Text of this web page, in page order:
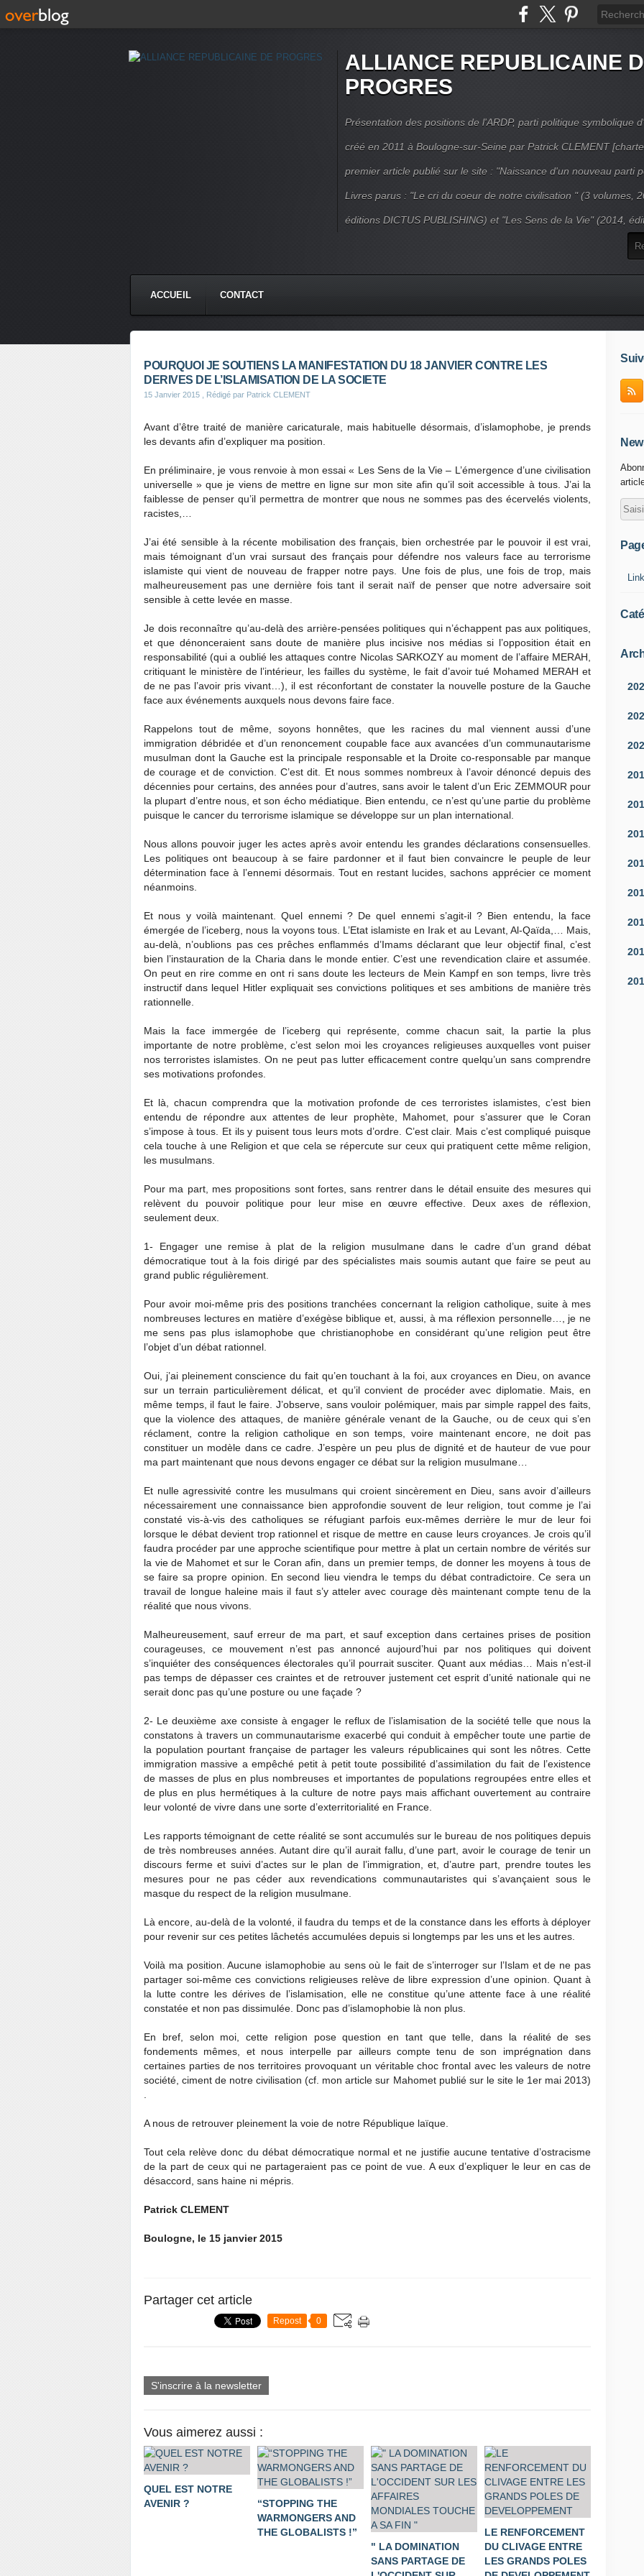
ALLIANCE REPUBLICAINE
PROGRES
Présentation des positions de l'ARDP, parti politique symbolique
créé en 2011 à Boulogne-sur-Seine par Patrick CLEMENT
premier article publié sur le site : "Naissance d'un nouveau parti
Livres parus : "Le cri du coeur de notre civilisation " (3 volumes,
éditions DICTUS PUBLISHING) et "Les Sens de la Vie" (2014,
ACCUEIL CONTACT
POURQUOI JE SOUTIENS LA MANIFESTATION DU 18 JANVIER CONTRE LES
DERIVES DE L’ISLAMISATION DE LA SOCIETE
15 Janvier 2015 , Rédigé par Patrick CLEMENT
Avant d’être traité de manière caricaturale, mais habituelle désormais, d’islamophobe, je prends
les devants afin d’expliquer ma position.
En préliminaire, je vous renvoie à mon essai « Les Sens de la Vie – L’émergence d’une civilisation
universelle » que je viens de mettre en ligne sur mon site afin qu’il soit accessible à tous. J’ai la
faiblesse de penser qu’il permettra de montrer que nous ne sommes pas des écervelés violents,
racistes,…
J’ai été sensible à la récente mobilisation des français, bien orchestrée par le pouvoir il est vrai,
mais témoignant d’un vrai sursaut des français pour défendre nos valeurs face au terrorisme
islamiste qui vient de nouveau de frapper notre pays. Une fois de plus, une fois de trop, mais
malheureusement pas une dernière fois tant il serait naïf de penser que notre adversaire soit
sensible à cette levée en masse.
Je dois reconnaître qu’au-delà des arrière-pensées politiques qui n’échappent pas aux politiques,
et que dénonceraient sans doute de manière plus incisive nos médias si l’opposition était en
responsabilité (qui a oublié les attaques contre Nicolas SARKOZY au moment de l’affaire MERAH,
critiquant le ministère de l’intérieur, les failles du système, le fait d’avoir tué Mohamed MERAH et
de ne pas l’avoir pris vivant…), il est réconfortant de constater la nouvelle posture de la Gauche
face aux événements auxquels nous devons faire face.
Rappelons tout de même, soyons honnêtes, que les racines du mal viennent aussi d’une
immigration débridée et d’un renoncement coupable face aux avancées d’un communautarisme
musulman dont la Gauche est la principale responsable et la Droite co-responsable par manque
de courage et de conviction. C’est dit. Et nous sommes nombreux à l’avoir dénoncé depuis des
décennies pour certains, des années pour d’autres, sans avoir le talent d’un Eric ZEMMOUR pour
la plupart d’entre nous, et son écho médiatique. Bien entendu, ce n’est qu’une partie du problème
puisque le cancer du terrorisme islamique se développe sur un plan international.
Nous allons pouvoir juger les actes après avoir entendu les grandes déclarations consensuelles.
Les politiques ont beaucoup à se faire pardonner et il faut bien convaincre le peuple de leur
détermination face à l’ennemi désormais. Tout en restant lucides, sachons apprécier ce moment
néanmoins.
Et nous y voilà maintenant. Quel ennemi ? De quel ennemi s’agit-il ? Bien entendu, la face
émergée de l’iceberg, nous la voyons tous. L’Etat islamiste en Irak et au Levant, Al-Qaïda,… Mais,
au-delà, n’oublions pas ces prêches enflammés d’Imams déclarant que leur objectif final, c’est
bien l’instauration de la Charia dans le monde entier. C’est une revendication claire et assumée.
On peut en rire comme en ont ri sans doute les lecteurs de Mein Kampf en son temps, livre très
instructif dans lequel Hitler expliquait ses convictions politiques et ses ambitions de manière très
rationnelle.
Mais la face immergée de l’iceberg qui représente, comme chacun sait, la partie la plus
importante de notre problème, c’est selon moi les croyances religieuses auxquelles vont puiser
nos terroristes islamistes. On ne peut pas lutter efficacement contre quelqu’un sans comprendre
ses motivations profondes.
Et là, chacun comprendra que la motivation profonde de ces terroristes islamistes, c’est bien
entendu de répondre aux attentes de leur prophète, Mahomet, pour s’assurer que le Coran
s’impose à tous. Et ils y puisent tous leurs mots d’ordre. C’est clair. Mais c’est compliqué puisque
cela touche à une Religion et que cela se répercute sur ceux qui pratiquent cette même religion,
les musulmans.
Pour ma part, mes propositions sont fortes, sans rentrer dans le détail ensuite des mesures qui
relèvent du pouvoir politique pour leur mise en œuvre effective. Deux axes de réflexion,
seulement deux.
1- Engager une remise à plat de la religion musulmane dans le cadre d’un grand débat
démocratique tout à la fois dirigé par des spécialistes mais soumis autant que faire se peut au
grand public régulièrement.
Pour avoir moi-même pris des positions tranchées concernant la religion catholique, suite à mes
nombreuses lectures en matière d’exégèse biblique et, aussi, à ma réflexion personnelle…, je ne
me sens pas plus islamophobe que christianophobe en considérant qu’une religion peut être
l’objet d’un débat rationnel.
Oui, j’ai pleinement conscience du fait qu’en touchant à la foi, aux croyances en Dieu, on avance
sur un terrain particulièrement délicat, et qu’il convient de procéder avec diplomatie. Mais, en
même temps, il faut le faire. J’observe, sans vouloir polémiquer, mais par simple rappel des faits,
que la violence des attaques, de manière générale venant de la Gauche, ou de ceux qui s’en
réclament, contre la religion catholique en son temps, voire maintenant encore, ne doit pas
constituer un modèle dans ce cadre. J’espère un peu plus de dignité et de hauteur de vue pour
ma part maintenant que nous devons engager ce débat sur la religion musulmane…
Et nulle agressivité contre les musulmans qui croient sincèrement en Dieu, sans avoir d’ailleurs
nécessairement une connaissance bien approfondie souvent de leur religion, tout comme je l’ai
constaté vis-à-vis des catholiques se réfugiant parfois eux-mêmes derrière le mur de leur foi
lorsque le débat devient trop rationnel et risque de mettre en cause leurs croyances. Je crois qu’il
faudra procéder par une approche scientifique pour mettre à plat un certain nombre de vérités sur
la vie de Mahomet et sur le Coran afin, dans un premier temps, de donner les moyens à tous de
se faire sa propre opinion. En second lieu viendra le temps du débat contradictoire. Ce sera un
travail de longue haleine mais il faut s’y atteler avec courage dès maintenant compte tenu de la
réalité que nous vivons.
Malheureusement, sauf erreur de ma part, et sauf exception dans certaines prises de position
courageuses, ce mouvement n’est pas annoncé aujourd’hui par nos politiques qui doivent
s’inquiéter des conséquences électorales qu’il pourrait susciter. Quant aux médias… Mais n’est-il
pas temps de dépasser ces craintes et de retrouver justement cet esprit d’unité nationale qui ne
serait donc pas qu’une posture ou une façade ?
2- Le deuxième axe consiste à engager le reflux de l’islamisation de la société telle que nous la
constatons à travers un communautarisme exacerbé qui conduit à empêcher toute une partie de
la population pourtant française de partager les valeurs républicaines qui sont les nôtres. Cette
immigration massive a empêché petit à petit toute possibilité d’assimilation du fait de l’existence
de masses de plus en plus nombreuses et importantes de populations regroupées entre elles et
de plus en plus hermétiques à la culture de notre pays mais affichant ouvertement au contraire
leur volonté de vivre dans une sorte d’exterritorialité en France.
Les rapports témoignant de cette réalité se sont accumulés sur le bureau de nos politiques depuis
de très nombreuses années. Autant dire qu’il aurait fallu, d’une part, avoir le courage de tenir un
discours ferme et suivi d’actes sur le plan de l’immigration, et, d’autre part, prendre toutes les
mesures pour ne pas céder aux revendications communautaristes qui s’avançaient sous le
masque du respect de la religion musulmane.
Là encore, au-delà de la volonté, il faudra du temps et de la constance dans les efforts à déployer
pour revenir sur ces petites lâchetés accumulées depuis si longtemps par les uns et les autres.
Voilà ma position. Aucune islamophobie au sens où le fait de s’interroger sur l’Islam et de ne pas
partager soi-même ces convictions religieuses relève de libre expression d’une opinion. Quant à
la lutte contre les dérives de l’islamisation, elle ne constitue qu’une attente face à une réalité
constatée et non pas dissimulée. Donc pas d’islamophobie là non plus.
En bref, selon moi, cette religion pose question en tant que telle, dans la réalité de ses
fondements mêmes, et nous interpelle par ailleurs compte tenu de son imprégnation dans
certaines parties de nos territoires provoquant un véritable choc frontal avec les valeurs de notre
société, ciment de notre civilisation (cf. mon article sur Mahomet publié sur le site le 1er mai 2013)
A nous de retrouver pleinement la voie de notre République laïque.
Tout cela relève donc du débat démocratique normal et ne justifie aucune tentative d’ostracisme
de la part de ceux qui ne partageraient pas ce point de vue. A eux d’expliquer le leur en cas de
désaccord, sans haine ni mépris.
Patrick CLEMENT
Boulogne, le 15 janvier 2015
Partager cet article
Repost 0
S'inscrire à la newsletter
Vous aimerez aussi :
QUEL EST NOTRE
AVENIR ?
“STOPPING THE
WARMONGERS AND
THE GLOBALISTS !”
" LA DOMINATION
SANS PARTAGE DE
LE RENFORCEMENT
DU CLIVAGE ENTRE
LES GRANDS POLES